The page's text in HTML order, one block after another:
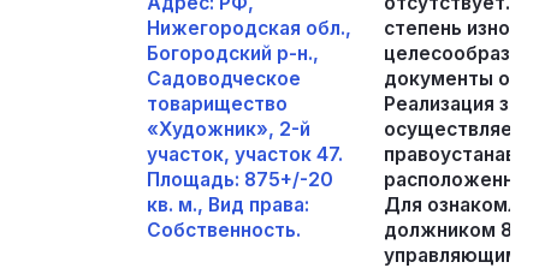
Нижегородская обл.,
Богородский р-н.,
Садоводческое
товарищество
«Художник», 2-й
участок, участок 47.
Площадь: 875+/-20
кв. м., Вид права:
Собственность.
степень
документы
Реализация
Для
должником
управляющим